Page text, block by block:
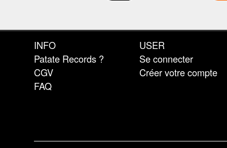
INFO
Patate Records ?
CGV
FAQ
USER
Se connecter
Créer votre compte